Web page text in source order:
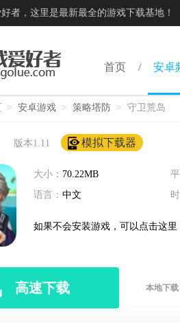
者，这里是最新最全的游戏下载基地！
首页 安卓
> 安卓游戏 > 策略塔防 > 守卫荒岛
版本1.11 模拟下载器
大小： 70.22MB
语言： 中文
如果不会安装游戏，可以点击这里
高速下载 本地下载